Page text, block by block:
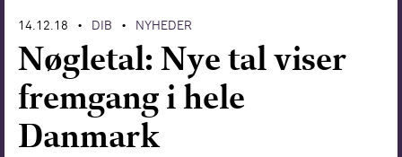
Europapolitik
Forskning
14.12.18 • DIB • NYHEDER
Nøgletal: Nye tal viser
fremgang i hele
Danmark